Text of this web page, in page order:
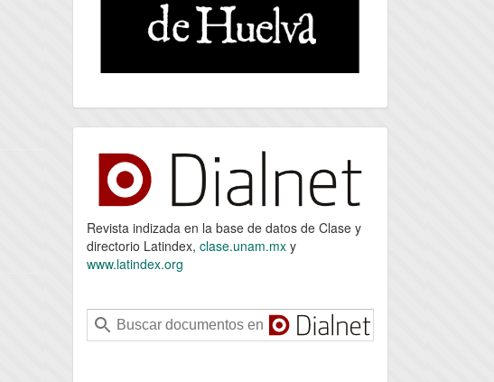
index
Revista indizada en la base de datos de Clase y
directorio Latindex, clase.unam.mx y
www.latindex.org